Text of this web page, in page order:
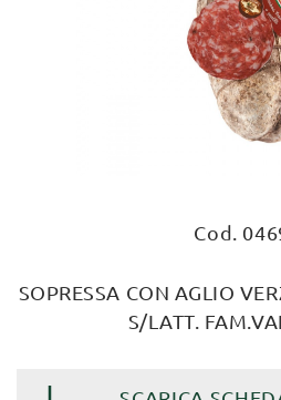
Cod.
SOPRESSA CON AGLIO
S/LATT.